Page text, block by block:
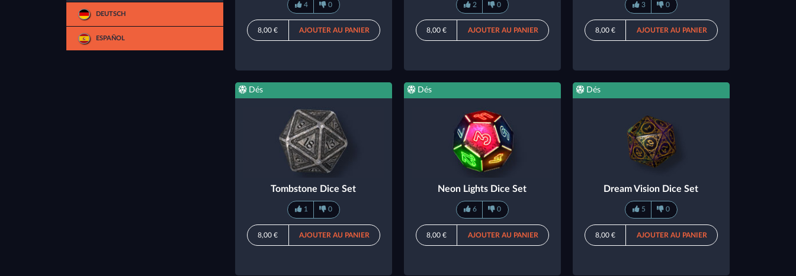
DEUTSCH
ESPAÑOL
4 0
8,00 € AJOUTER AU PANIER
2 0
8,00 € AJOUTER AU PANIER
3 0
8,00 € AJOUTER AU PANIER
Dés
Tombstone Dice Set
1 0
8,00 € AJOUTER AU PANIER
Dés
Neon Lights Dice Set
6 0
8,00 € AJOUTER AU PANIER
Dés
Dream Vision Dice Set
5 0
8,00 € AJOUTER AU PANIER